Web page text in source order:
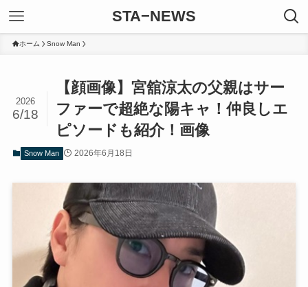
STA−NEWS
ホーム Snow Man
【顔画像】宮舘涼太の父親はサー
ファーで超絶な陽キャ！仲良しエ
ピソードも紹介！画像
2026
6/18
Snow Man 2026年6月18日